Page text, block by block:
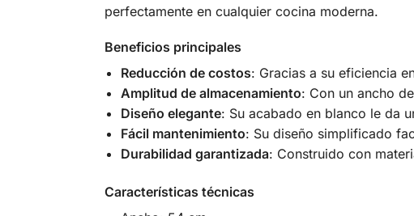
perfectamente en cualquier cocina moderna.
Beneficios principales
Reducción de costos: Gracias a su eficiencia
Amplitud de almacenamiento: Con un ancho
Diseño elegante: Su acabado en blanco le da
Fácil mantenimiento: Su diseño simplificado
Durabilidad garantizada: Construido con
Características técnicas